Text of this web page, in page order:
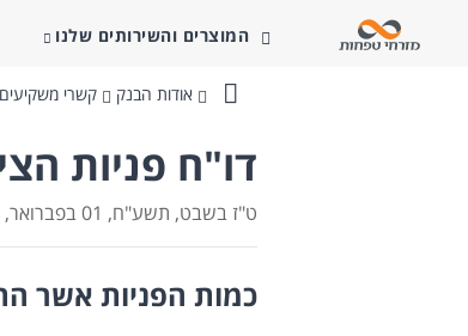
המוצרים והשירותים שלנו
מזרחי-טפחות
אודות הבנק קשרי משקיעים
דו"ח פניות
ט"ז בשבט, תשע"ח, 01 בפברואר, 2018
כמות הפניות אשר